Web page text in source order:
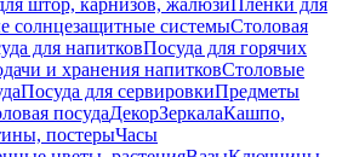
штор, карнизов, жалюзиПленки для
солнцезащитные системыСтоловая
для напитковПосуда для горячих
и хранения напитковСтоловые
Посуда для сервировкиПредметы
посудаДекорЗеркалаКашпо,
постерыЧасы